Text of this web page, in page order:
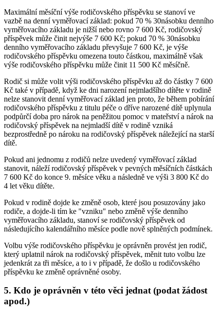
Maximální měsíční výše rodičovského příspěvku se stanoví ve
vazbě na denní vyměřovací základ: pokud 70 % 30násobku denního
vyměřovacího základu je nižší nebo rovno 7 600 Kč, rodičovský
příspěvek může činit nejvýše 7 600 Kč; pokud 70 % 30násobku
denního vyměřovacího základu převyšuje 7 600 Kč, je výše
rodičovského příspěvku omezena touto částkou, maximálně však
výše rodičovského příspěvku může činit 11 500 Kč měsíčně.
Rodič si může volit výši rodičovského příspěvku až do částky 7 600
Kč také v případě, když ke dni narození nejmladšího dítěte v rodině
nelze stanovit denní vyměřovací základ jen proto, že během pobírání
rodičovského příspěvku z titulu péče o dříve narozené dítě uplynula
podpůrčí doba pro nárok na peněžitou pomoc v mateřství a nárok na
rodičovský příspěvek na nejmladší dítě v rodině vzniká
bezprostředně po nároku na rodičovský příspěvek náležející na starší
dítě.
Pokud ani jednomu z rodičů nelze uvedený vyměřovací základ
stanovit, náleží rodičovský příspěvek v pevných měsíčních částkách
7 600 Kč do konce 9. měsíce věku a následně ve výši 3 800 Kč do
4 let věku dítěte.
Pokud v rodině dojde ke změně osob, které jsou posuzovány jako
rodiče, a dojde-li tím ke "vzniku" nebo změně výše denního
vyměřovacího základu, stanoví se rodičovský příspěvek od
následujícího kalendářního měsíce podle nově splněných podmínek.
Volbu výše rodičovského příspěvku je oprávněn provést jen rodič,
který uplatnil nárok na rodičovský příspěvek, měnit tuto volbu lze
jedenkrát za tři měsíce, a to i v případě, že došlo u rodičovského
příspěvku ke změně oprávněné osoby.
5. Kdo je oprávněn v této věci jednat (podat žádost
apod.)